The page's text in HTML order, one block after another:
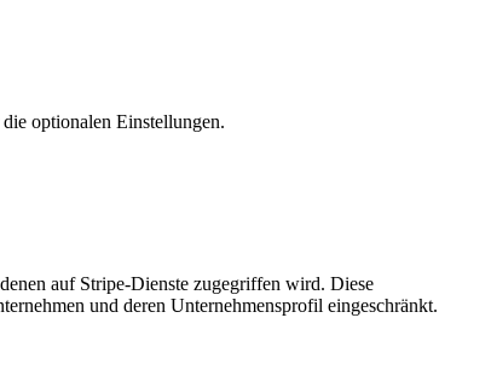
optionalen Einstellungen.
auf Stripe-Dienste zugegriffen wird. Diese
und deren Unternehmensprofil ein­ge­schrän­kt.